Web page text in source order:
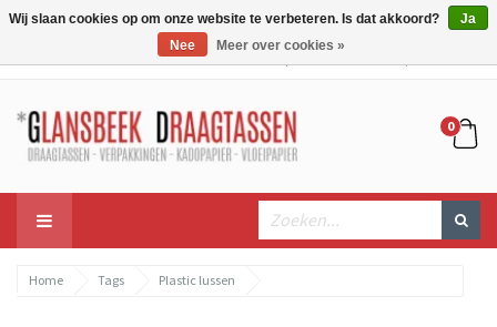
0
Home Tags Plastic lussen
Wij slaan cookies op om onze website te verbeteren. Is dat akkoord?
Ja
Nee
Meer over cookies »